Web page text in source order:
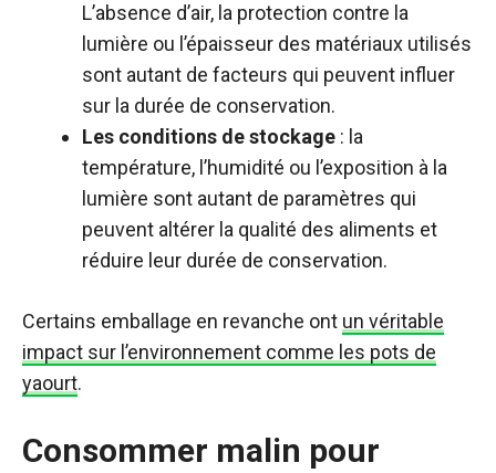
L’absence d’air, la protection contre la
lumière ou l’épaisseur des matériaux utilisés
sont autant de facteurs qui peuvent influer
sur la durée de conservation.
Les conditions de stockage : la
température, l’humidité ou l’exposition à la
lumière sont autant de paramètres qui
peuvent altérer la qualité des aliments et
réduire leur durée de conservation.
Certains emballage en revanche ont un véritable
impact sur l’environnement comme les pots de
yaourt.
Consommer malin pour